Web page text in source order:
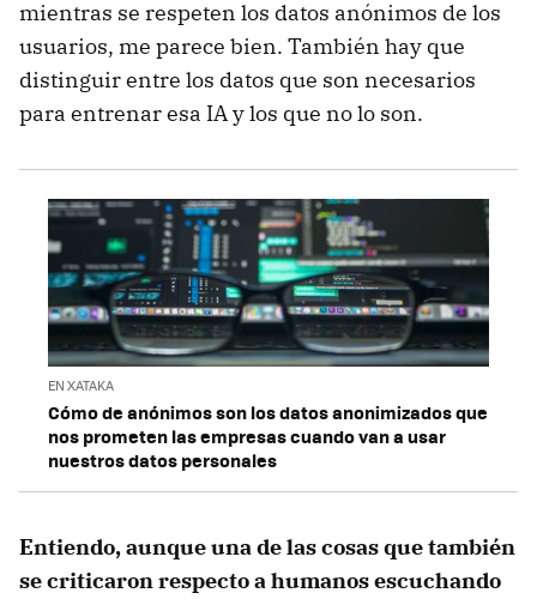
mientras se respeten los datos anónimos de los
usuarios, me parece bien. También hay que
distinguir entre los datos que son necesarios
para entrenar esa IA y los que no lo son.
EN XATAKA
Cómo de anónimos son los datos anonimizados que
nos prometen las empresas cuando van a usar
nuestros datos personales
Entiendo, aunque una de las cosas que también
se criticaron respecto a humanos escuchando